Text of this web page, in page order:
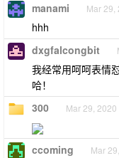
manami Mar 29,
hhh
dxgfalcongbit
我经常用呵呵表情
哈！
300 Mar 29, 2020
ccoming Mar